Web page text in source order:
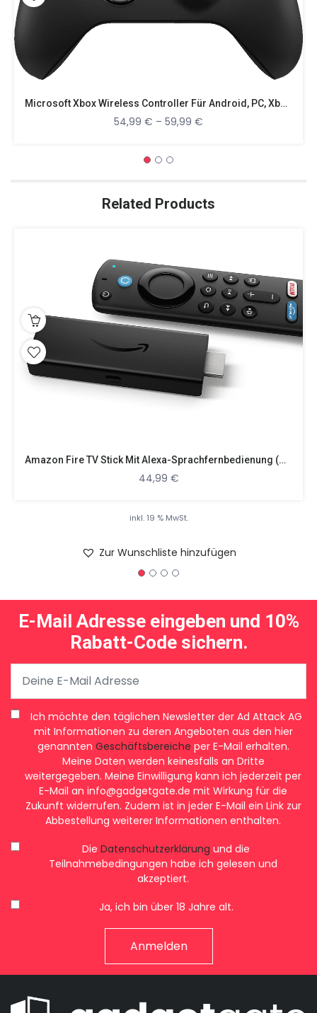
Microsoft Xbox Wireless Controller Für Android, PC, Xbox One, Xbox Series X
54,99 € – 59,99 €
Related Products
Amazon Fire TV Stick Mit Alexa-Sprachfernbedienung (mit TV-Steuerungstasten) Streaming Stick, Schwarz
44,99 €
inkl. 19 % MwSt.
Zur Wunschliste hinzufügen
E-Mail Adresse eingeben und 10%
Rabatt-Code sichern.
Ich möchte den täglichen Newsletter der Ad Attack AG
mit Informationen zu deren Angeboten aus den hier
genannten Geschäftsbereiche per E-Mail erhalten.
Meine Daten werden keinesfalls an Dritte
weitergegeben. Meine Einwilligung kann ich jederzeit per
E-Mail an info@gadgetgate.de mit Wirkung für die
Zukunft widerrufen. Zudem ist in jeder E-Mail ein Link zur
Abbestellung weiterer Informationen enthalten.
Die Datenschutzerklärung und die
Teilnahmebedingungen habe ich gelesen und
akzeptiert.
Ja, ich bin über 18 Jahre alt.